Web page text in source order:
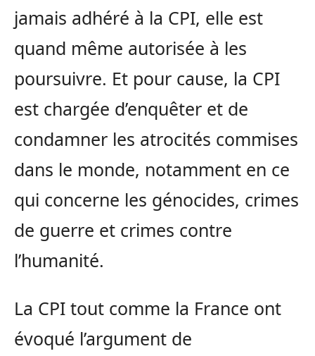
jamais adhéré à la CPI, elle est
quand même autorisée à les
poursuivre. Et pour cause, la CPI
est chargée d’enquêter et de
condamner les atrocités commises
dans le monde, notamment en ce
qui concerne les génocides, crimes
de guerre et crimes contre
l’humanité.
La CPI tout comme la France ont
évoqué l’argument de